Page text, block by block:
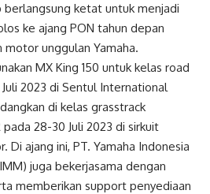
berlangsung ketat untuk menjadi
ke ajang PON tahun depan
motor unggulan Yamaha.
MX King 150 untuk kelas road
2023 di Sentul International
di kelas grasstrack
pada 28-30 Juli 2023 di sirkuit
Di ajang ini, PT. Yamaha Indonesia
juga bekerjasama dengan
memberikan support penyediaan